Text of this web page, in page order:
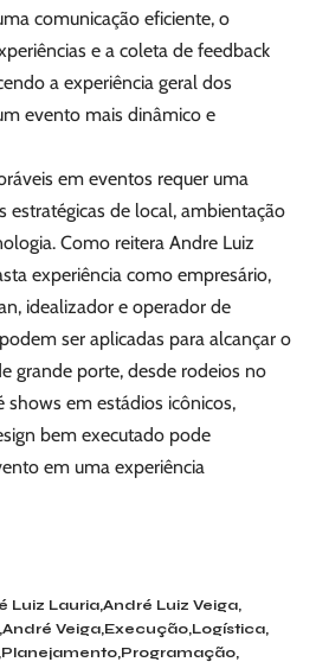
comunicação eficiente, o
e a coleta de feedback
a experiência geral dos
evento mais dinâmico e
em eventos requer uma
estratégicas de local, ambientação
Como reitera Andre Luiz
experiência como empresário,
idealizador e operador de
ser aplicadas para alcançar o
grande porte, desde rodeios no
shows em estádios icônicos,
bem executado pode
em uma experiência
Luiz Lauria André Luiz Veiga
André Veiga Execução Logística
Planejamento Programação